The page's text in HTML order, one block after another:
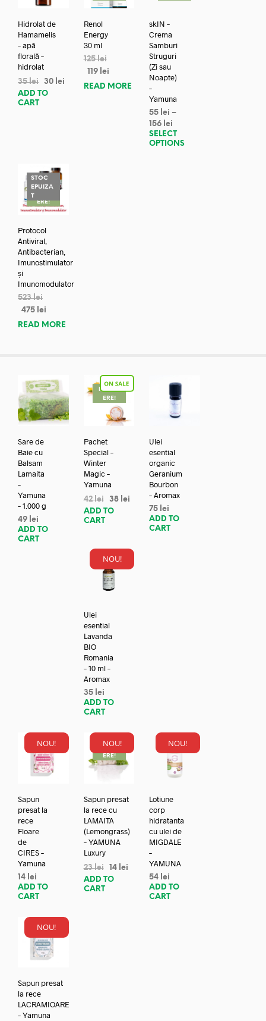
Hidrolat de
Hamamelis
– apă
florală –
hidrolat
35lei 30 lei
ADD TO
CART
Renol
Energy
30 ml
125lei
119 lei
READ MORE
skIN –
Crema
Samburi
Struguri
(Zi sau
Noapte)
–
Yamuna
55 lei –
156 lei
SELECT
OPTIONS
STOC
EPUIZA
TREDUC
ERE!
Protocol
Antiviral,
Antibacterian,
Imunostimulator
și
Imunomodulator
523lei
475 lei
READ MORE
Sare de
Baie cu
Balsam
Lamaita
–
Yamuna
– 1.000 g
49 lei
ADD TO
CART
REDUC
ERE!
Pachet
Special –
Winter
Magic –
Yamuna
42lei 38 lei
ADD TO
CART
Ulei
esential
organic
Geranium
Bourbon
– Aromax
75 lei
ADD TO
CART
NOU!
Ulei
esential
Lavanda
BIO
Romania
– 10 ml –
Aromax
35 lei
ADD TO
CART
NOU!
Sapun
presat la
rece
Floare
de
CIRES –
Yamuna
14 lei
ADD TO
CART
NOU!
REDUC
ERE!
Sapun presat
la rece cu
LAMAITA
(Lemongrass)
– YAMUNA
Luxury
23lei 14 lei
ADD TO
CART
NOU!
Lotiune
corp
hidratanta
cu ulei de
MIGDALE
–
YAMUNA
54 lei
ADD TO
CART
NOU!
Sapun presat
la rece
LACRAMIOARE
– Yamuna